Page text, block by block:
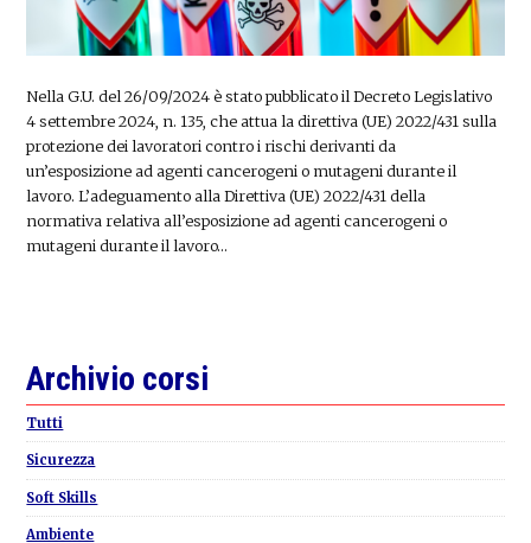
Nella G.U. del 26/09/2024 è stato pubblicato il Decreto Legislativo
4 settembre 2024, n. 135, che attua la direttiva (UE) 2022/431 sulla
protezione dei lavoratori contro i rischi derivanti da
un’esposizione ad agenti cancerogeni o mutageni durante il
lavoro. L’adeguamento alla Direttiva (UE) 2022/431 della
normativa relativa all’esposizione ad agenti cancerogeni o
mutageni durante il lavoro…
Primary
Sidebar
Archivio corsi
Tutti
Sicurezza
Soft Skills
Ambiente